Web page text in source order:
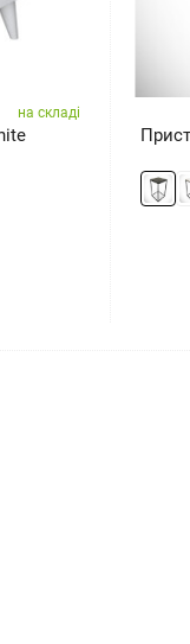
на складі